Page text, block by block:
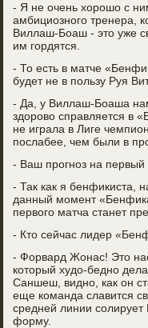
- Я не очень хорошо с
амбициозного тренера,
Виллаш-Боаш - это уже
им гордятся.
- То есть в матче
будет не в пользу Руя
- Да, у Виллаш-Боаша
здорово справляется в
не играла в Лиге
послабее, чем были в
- Ваш прогноз на первый
- Так как я бенфикиста,
данный момент
первого матча станет
- Кто сейчас лидер
- Форвард Жонас! Это
который худо-бедно
Саншеш, видно, как он
еще команда славится
средней линии
форму.